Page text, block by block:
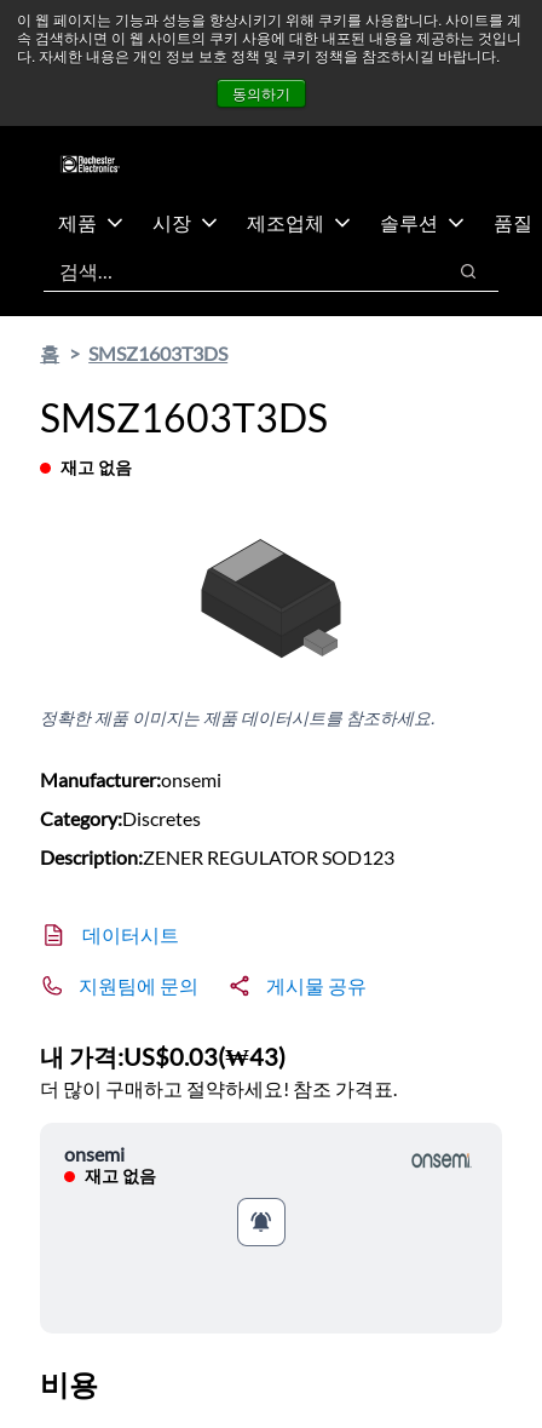
이 웹 페이지는 기능과 성능을 향상시키기 위해 쿠키를 사용합니다. 사이트를 계
속 검색하시면 이 웹 사이트의 쿠키 사용에 대한 내포된 내용을 제공하는 것입니
다. 자세한 내용은 개인 정보 보호 정책 및 쿠키 정책을 참조하시길 바랍니다.
동의하기
츠
건
중동 지역 상황을 지속적으로 주시하고 있으며, 모든 서비스는
정상적으로 운영되고 있습니다. 더 읽어보기 →
뉴스
문의하기
제품 시장 제조업체 솔루션
품질
검색
검색
홈 SMSZ1603T3DS
SMSZ1603T3DS
재고 없음
정확한 제품 이미지는 제품 데이터시트를 참조하세요.
Manufacturer:onsemi
Category:Discretes
Description:ZENER REGULATOR SOD123
데이터시트
지원팀에 문의 게시물 공유
내 가격:US$0.03(₩43)
더 많이 구매하고 절약하세요! 참조 가격표.
onsemi
재고 없음
비용